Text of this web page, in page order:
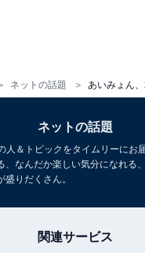
ネットの話題
ネットの話題
人＆トピックをタイムリーにお
、なんだか楽しい気分になれる
りだくさん。
関連サービス